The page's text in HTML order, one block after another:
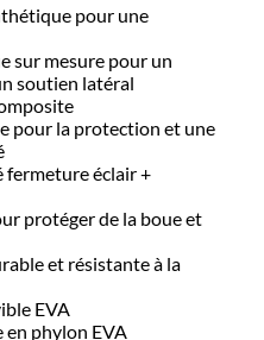
pour une
sur mesure pour un
soutien latéral
pour la protection et une
fermeture éclair +
protéger de la boue et
et résistante à la
EVA
en phylon EVA